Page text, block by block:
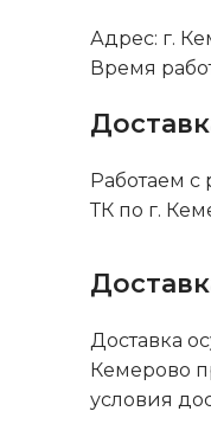
Адрес: г.
Время
Работаем
ТК по г.
Доставка
Кемерово
условия